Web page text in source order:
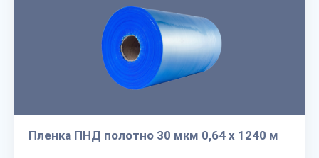
Пленка ПНД полотно 30 мкм 0,64 х 1240 м